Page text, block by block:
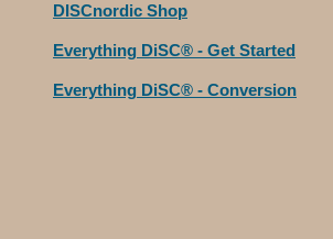
DISCnordic Shop
Everything DiSC® - Get Started
Everything DiSC® - Conversion